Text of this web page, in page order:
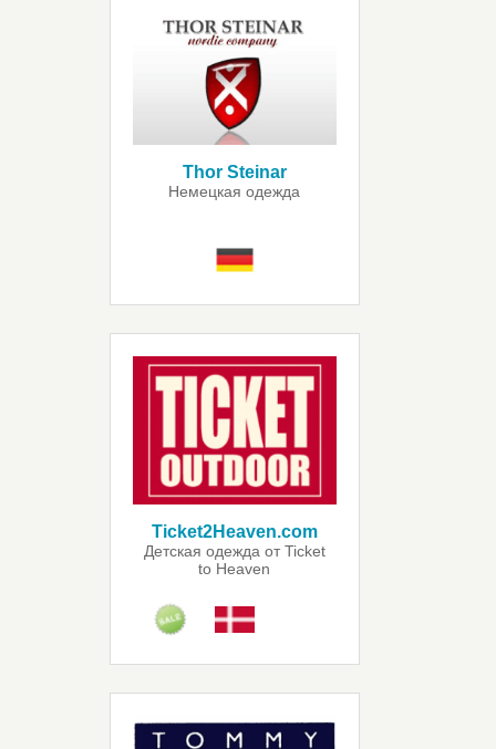
Thor Steinar
Немецкая одежда
Ticket2Heaven.com
Детская одежда от Ticket
to Heaven